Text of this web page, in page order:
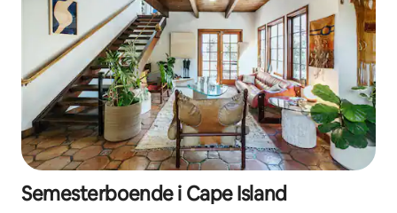
Semesterboende i Cape Island